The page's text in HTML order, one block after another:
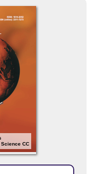
Science CC